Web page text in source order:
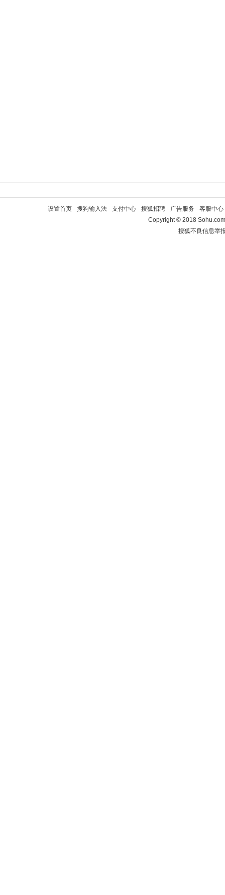
设置首页 - 搜狗输入法 - 支付中心 - 搜狐招聘 - 广告服务 - 客服中心
Copyright©2018
搜狐不良信息举